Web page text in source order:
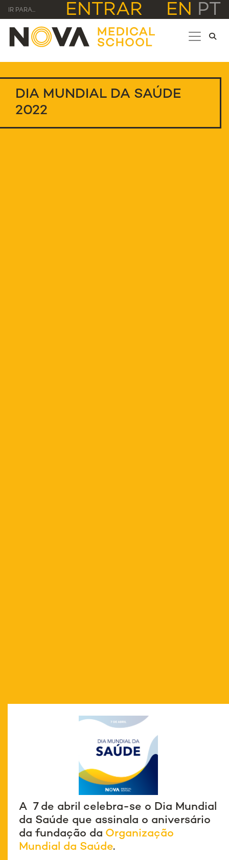
IR PARA... ENTRAR EN PT
DIA MUNDIAL DA SAÚDE
2022
A 7 de abril celebra-se o Dia Mundial
da Saúde que assinala o aniversário
da fundação da Organização
Mundial da Saúde.